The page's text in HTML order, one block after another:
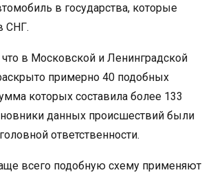
в государства, которые
СНГ.
что в Московской и Ленинградской
примерно 40 подобных
которых составила более 133
данных происшествий были
ответственности.
всего подобную схему применяют